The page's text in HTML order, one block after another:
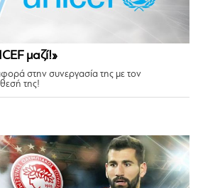
μαζί!»
στην συνεργασία της με τον
της!